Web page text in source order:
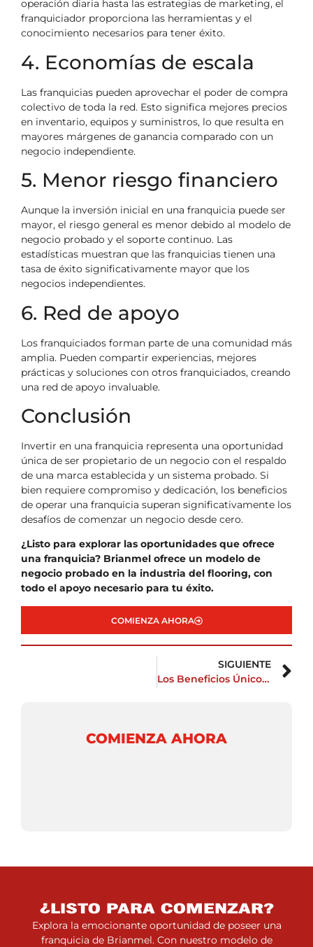
operación diaria hasta las estrategias de marketing, el
franquiciador proporciona las herramientas y el
conocimiento necesarios para tener éxito.
4. Economías de escala
Las franquicias pueden aprovechar el poder de compra
colectivo de toda la red. Esto significa mejores precios
en inventario, equipos y suministros, lo que resulta en
mayores márgenes de ganancia comparado con un
negocio independiente.
5. Menor riesgo financiero
Aunque la inversión inicial en una franquicia puede ser
mayor, el riesgo general es menor debido al modelo de
negocio probado y el soporte continuo. Las
estadísticas muestran que las franquicias tienen una
tasa de éxito significativamente mayor que los
negocios independientes.
6. Red de apoyo
Los franquiciados forman parte de una comunidad más
amplia. Pueden compartir experiencias, mejores
prácticas y soluciones con otros franquiciados, creando
una red de apoyo invaluable.
Conclusión
Invertir en una franquicia representa una oportunidad
única de ser propietario de un negocio con el respaldo
de una marca establecida y un sistema probado. Si
bien requiere compromiso y dedicación, los beneficios
de operar una franquicia superan significativamente los
desafíos de comenzar un negocio desde cero.
¿Listo para explorar las oportunidades que ofrece
una franquicia? Brianmel ofrece un modelo de
negocio probado en la industria del flooring, con
todo el apoyo necesario para tu éxito.
COMIENZA AHORA
SIGUIENTE
Los Beneficios Únicos de Invertir en la Industria del Flooring
COMIENZA AHORA
¿LISTO PARA COMENZAR?
Explora la emocionante oportunidad de poseer una
franquicia de Brianmel. Con nuestro modelo de